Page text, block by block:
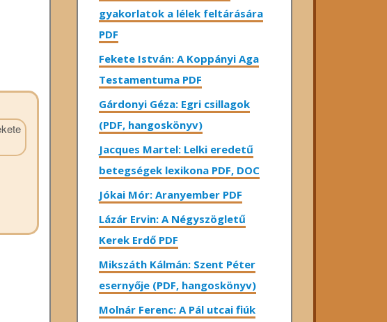
gyakorlatok a lélek feltárására
PDF
Fekete István: A Koppányi Aga
Testamentuma PDF
Gárdonyi Géza: Egri csillagok
(PDF, hangoskönyv)
Jacques Martel: Lelki eredetű
betegségek lexikona PDF, DOC
Jókai Mór: Aranyember PDF
Lázár Ervin: A Négyszögletű
Kerek Erdő PDF
Mikszáth Kálmán: Szent Péter
esernyője (PDF, hangoskönyv)
Molnár Ferenc: A Pál utcai fiúk